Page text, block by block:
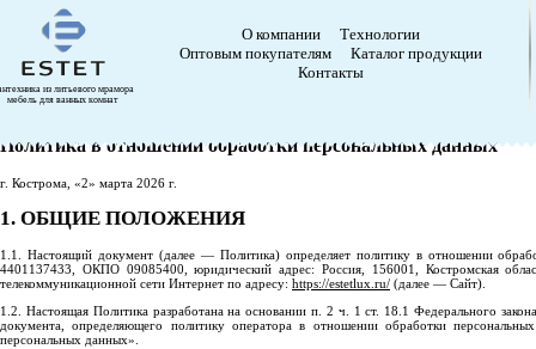
из литьевого мрамора
мебель для ванных комнат
О компании
Технологии
Оптовым покупателям
Каталог продукции
Контакты
Политика в отношении обработки персональных данных
г. Кострома, «2» марта 2026 г.
1. ОБЩИЕ ПОЛОЖЕНИЯ
1.1. Настоящий документ (далее — Политика) определяет политику в отношении
4401137433, ОКПО 09085400, юридический адрес: Россия, 156001, Костромская
телекоммуникационной сети Интернет по адресу: https://estetlux.ru/ (далее — Сайт).
1.2. Настоящая Политика разработана на основании п. 2 ч. 1 ст. 18.1 Федерального
документа, определяющего политику оператора в отношении обработки
персональных данных».